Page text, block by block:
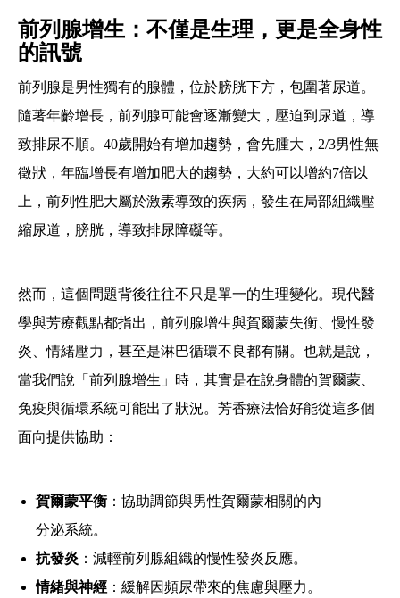
前列腺增生：不僅是生理，更是全身性
的訊號
前列腺是男性獨有的腺體，位於膀胱下方，包圍著尿道。
隨著年齡增長，前列腺可能會逐漸變大，壓迫到尿道，導
致排尿不順。40歲開始有增加趨勢，會先腫大，2/3男性無
徵狀，年臨增長有增加肥大的趨勢，大約可以增約7倍以
上，前列性肥大屬於激素導致的疾病，發生在局部組織壓
縮尿道，膀胱，導致排尿障礙等。
然而，這個問題背後往往不只是單一的生理變化。現代醫
學與芳療觀點都指出，前列腺增生與賀爾蒙失衡、慢性發
炎、情緒壓力，甚至是淋巴循環不良都有關。也就是說，
當我們說「前列腺增生」時，其實是在說身體的賀爾蒙、
免疫與循環系統可能出了狀況。芳香療法恰好能從這多個
面向提供協助：
賀爾蒙平衡 ：協助調節與男性賀爾蒙相關的內
分泌系統。
抗發炎 ：減輕前列腺組織的慢性發炎反應。
情緒與神經 ：緩解因頻尿帶來的焦慮與壓力。